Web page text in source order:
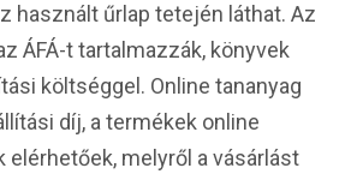
használt űrlap tetején láthat. Az
ÁFÁ-t tartalmazzák, könyvek
költséggel. Online tananyag
díj, a termékek online
melyről a vásárlást